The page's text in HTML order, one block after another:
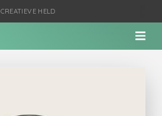
CREATIEVE HELD